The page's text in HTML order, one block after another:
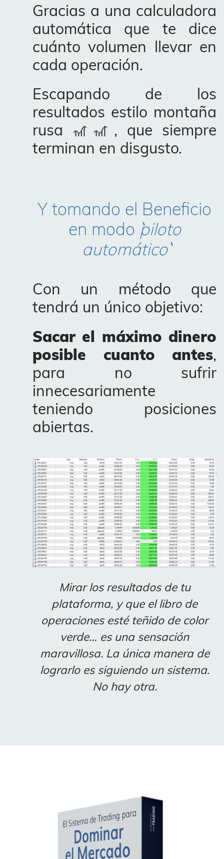
Gracias a una calculadora
automática que te dice
cuánto volumen llevar en
cada operación.
Escapando de los
resultados estilo montaña
rusa 🎢🎢, que siempre
terminan en disgusto.
Y tomando el Beneficio
en modo ``piloto
automático``
Con un método que
tendrá un único objetivo:
Sacar el máximo dinero
posible cuanto antes,
para no sufrir
innecesariamente
teniendo posiciones
abiertas.
Mirar los resultados de tu
plataforma, y que el libro de
operaciones esté teñido de color
verde… es una sensación
maravillosa. La única manera de
lograrlo es siguiendo un sistema.
No hay otra.